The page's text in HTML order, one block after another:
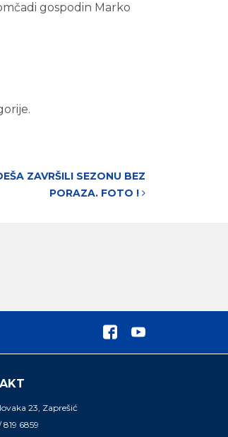
gospodin Marko
ZAVRŠILI SEZONU BEZ
PORAZA. FOTO !
23, Zaprešić
819 6859